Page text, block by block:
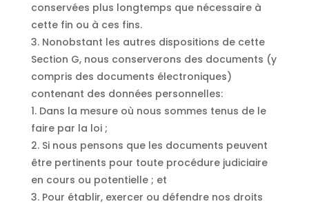
conservées plus longtemps que nécessaire à
cette fin ou à ces fins.
3. Nonobstant les autres dispositions de cette
Section G, nous conserverons des documents (y
compris des documents électroniques)
contenant des données personnelles:
1. Dans la mesure où nous sommes tenus de le
faire par la loi ;
2. Si nous pensons que les documents peuvent
être pertinents pour toute procédure judiciaire
en cours ou potentielle ; et
3. Pour établir, exercer ou défendre nos droits